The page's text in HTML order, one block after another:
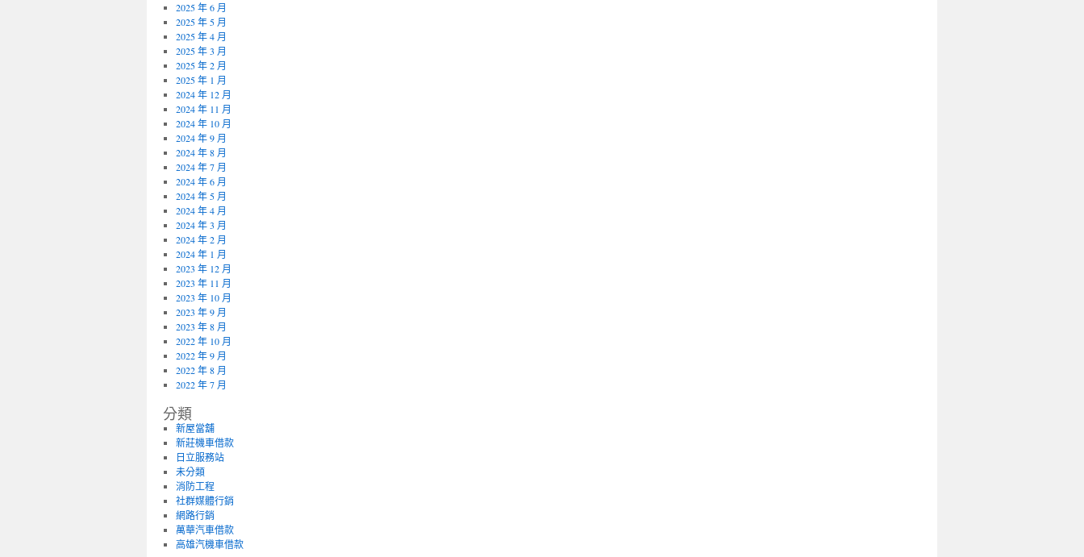
2025 年 6 月
2025 年 5 月
2025 年 4 月
2025 年 3 月
2025 年 2 月
2025 年 1 月
2024 年 12 月
2024 年 11 月
2024 年 10 月
2024 年 9 月
2024 年 8 月
2024 年 7 月
2024 年 6 月
2024 年 5 月
2024 年 4 月
2024 年 3 月
2024 年 2 月
2024 年 1 月
2023 年 12 月
2023 年 11 月
2023 年 10 月
2023 年 9 月
2023 年 8 月
2022 年 10 月
2022 年 9 月
2022 年 8 月
2022 年 7 月
分類
新屋當舖
新莊機車借款
日立服務站
未分類
消防工程
社群媒體行銷
網路行銷
萬華汽車借款
高雄汽機車借款